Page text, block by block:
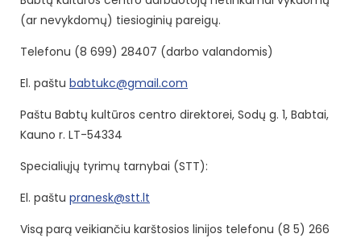
(ar nevykdomų) tiesioginių pareigų.
Telefonu (8 699) 28407 (darbo valandomis)
El. paštu babtukc@gmail.com
Paštu Babtų kultūros centro direktorei, Sodų g. 1, Babtai,
Kauno r. LT-54334
Specialiųjų tyrimų tarnybai (STT):
El. paštu pranesk@stt.lt
Visą parą veikiančiu karštosios linijos telefonu (8 5) 266